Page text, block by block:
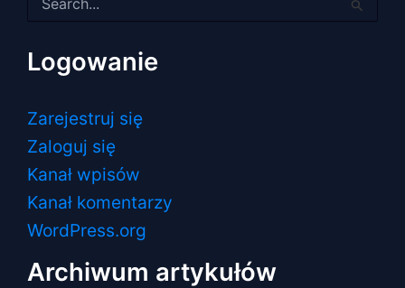
dla:
Logowanie
Zarejestruj się
Zaloguj się
Kanał wpisów
Kanał komentarzy
WordPress.org
Archiwum artykułów